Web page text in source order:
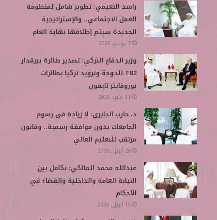
راشد النعيمي: تطوير شامل لمنظومة
العمل الاجتماعي.. والإستراتيجية
الجديدة سيتم إطلاقها نهاية العام
7 يونيو, 2026
وزير الدفاع التركي: تصدير طائرة بيرقدار
TB2 للدوحة وتزويد تركيا بطائرات
يوروفايتر تايفون
11 مايو, 2026
د. حارب الجابري: لا زيادة في رسوم
الجامعات بدون موافقة رسمية.. وقانون
مرتقب للتعليم العالي
26 أبريل, 2026
عبدالله محمد المالكي: تكامل بين
النيابة العامة والداخلية والقضاء في
الأحكام
15 أبريل, 2026